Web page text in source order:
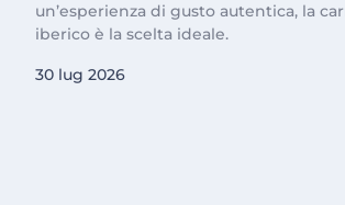
un’esperienza di gusto autentica, la
iberico è la scelta ideale.
30 lug 2026